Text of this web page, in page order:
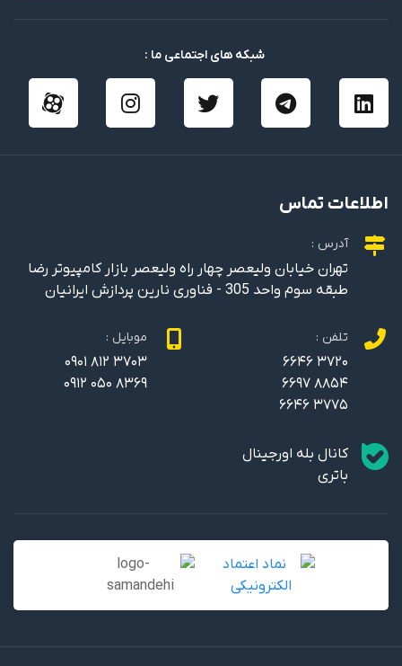
شبکه های اجتماعی ما :
اطلاعات تماس
آدرس :
تهران خیابان ولیعصر چهار راه ولیعصر بازار کامپیوتر رضا
طبقه سوم واحد 305 - فناوری نارین پردازش ایرانیان
تلفن :
6646 3720
6697 8854
6646 3775
موبایل :
0901 812 3703
0912 050 8369
کانال بله اورجینال
باتری